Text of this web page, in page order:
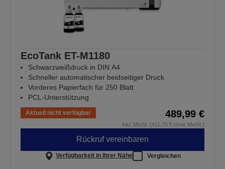
EcoTank ET-M1180
Schwarzweißdruck in DIN A4
Schneller automatischer beidseitiger Druck
Vorderes Papierfach für 250 Blatt
PCL-Unterstützung
Aktuell nicht verfügbar 489,99 €
inkl. MwSt. (411,76 € ohne MwSt.)
Rückruf vereinbaren
Verfügbarkeit in Ihrer Nähe Vergleichen